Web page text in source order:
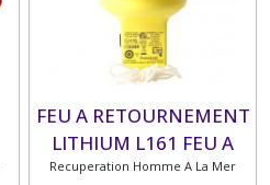
FEU A RETOURNEMENT
LITHIUM L161 FEU A
RETOURNEMENT
Recuperation Homme A La Mer